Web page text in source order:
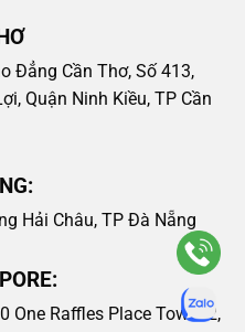
Đẳng Cần Thơ, Số 413,
Quận Ninh Kiều, TP Cần
Hải Châu, TP Đà Nẵng
One Raffles Place Tower 2,